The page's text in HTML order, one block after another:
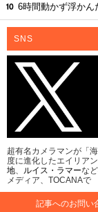
6時間動かず浮かん
SNS
超有名カメラマンが「
度に進化したエイリア
地、 ルイス・ラマーな
メディア、TOCANAで
記事へのお問い